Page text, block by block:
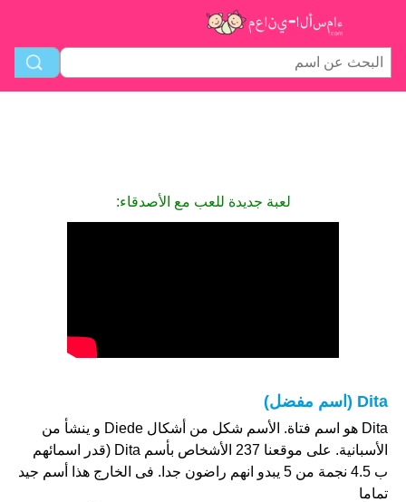
لعبة جديدة للعب مع الأصدقاء:
Dita (اسم مفضل)
Dita هو اسم فتاة. الأسم شكل من أشكال Diede و ينشأ من
الأسبانية. على موقعنا 237 الأشخاص بأسم Dita (قدر اسمائهم
ب 4.5 نجمة من 5 يبدو انهم راضون جدا. فى الخارج هذا أسم جيد
تماما